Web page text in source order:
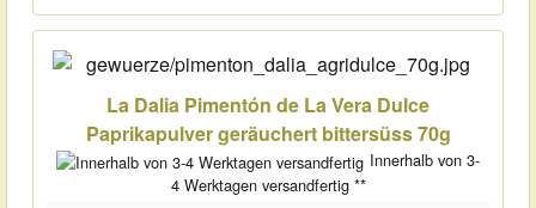
La Dalia Pimentón de La Vera Dulce
Paprikapulver geräuchert bittersüss 70g
Innerhalb von 3-
4 Werktagen versandfertig **